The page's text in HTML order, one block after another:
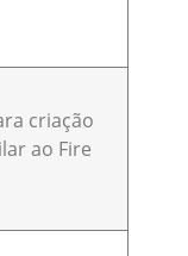
criação
ao Fire